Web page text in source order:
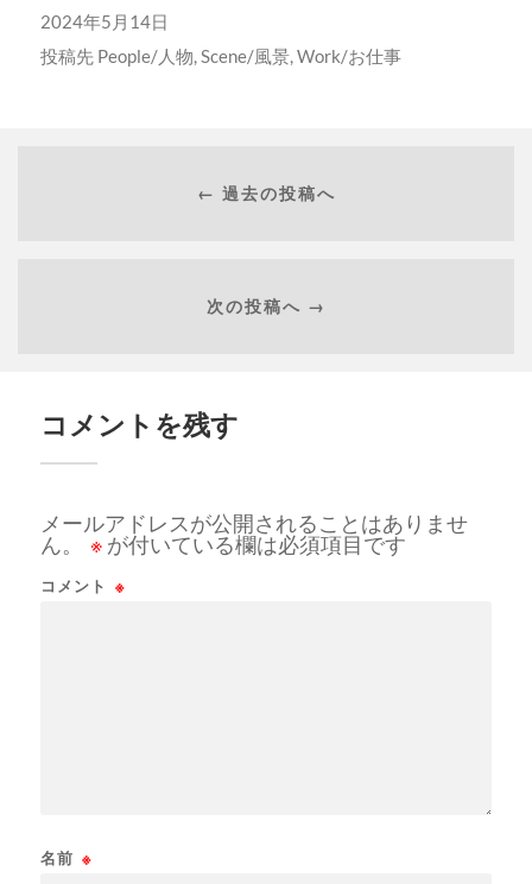
2024年5月14日
投稿先 People/人物,Scene/風景,Work/お仕事
← 過去の投稿へ
次の投稿へ →
コメントを残す
メールアドレスが公開されることはありませ
ん。
※ が付いている欄は必須項目です
コメント ※
名前 ※